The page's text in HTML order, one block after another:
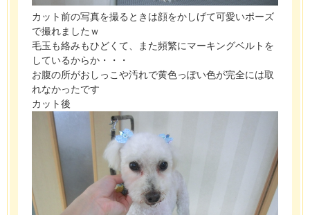
カット前の写真を撮るときは顔をかしげて可愛いポーズ
で撮れましたｗ
毛玉も絡みもひどくて、また頻繁にマーキングベルトを
しているからか・・・
お腹の所がおしっこや汚れで黄色っぽい色が完全には取
れなかったです
カット後